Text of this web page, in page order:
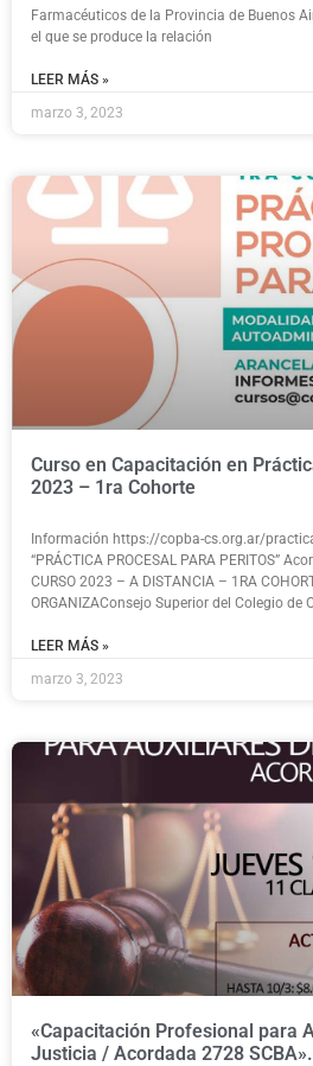
Farmacéuticos de la Provincia de Buenos
el que se produce la relación
LEER MÁS »
marzo 3, 2023
Curso en Capacitación en
2023 – 1ra Cohorte
Información https://copba-cs.org.ar/
“PRÁCTICA PROCESAL PARA PERITOS”
CURSO 2023 – A DISTANCIA – 1RA
ORGANIZAConsejo Superior del Colegio de
LEER MÁS »
marzo 3, 2023
«Capacitación Profesional para
Justicia / Acordada 2728 SCBA».